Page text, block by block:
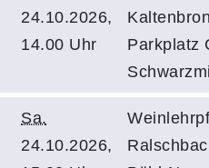
24.10.2026,
14.00 Uhr
Parkplatz
Sa.
24.10.2026,